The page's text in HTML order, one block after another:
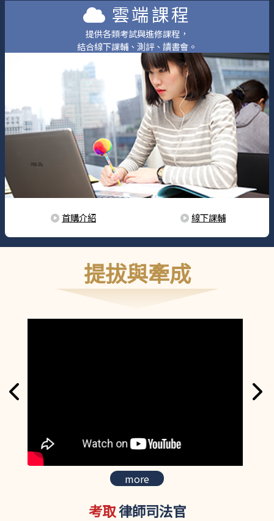
雲端課程
提供各類考試與進修課程，
結合線下課輔、測評、讀書會。
首購介紹 線下課輔
提拔與牽成
more
考取律師司法官